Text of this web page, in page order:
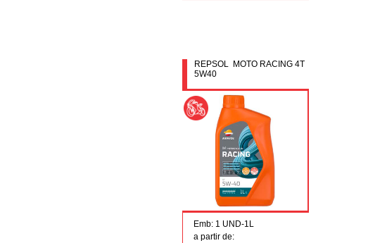
REPSOL MOTO RACING 4T
5W40
Emb: 1 UND-1L
a partir de: